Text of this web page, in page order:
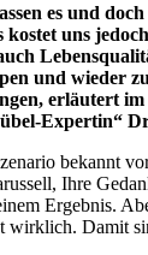
es und
uns
und wieder
erläutert
Expertin“
bekannt
Ihre
Ergebnis.
wirklich. Damit